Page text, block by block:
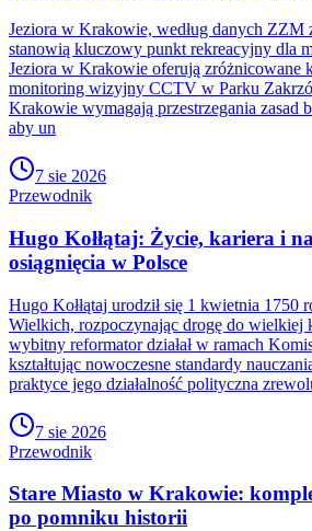
Jeziora w Krakowie, według danych ZZM
stanowią kluczowy punkt rekreacyjny dla
Jeziora w Krakowie oferują zróżnicowane
monitoring wizyjny CCTV w Parku
Krakowie wymagają przestrzegania zasad
aby un
7 sie 2026
Przewodnik
Hugo Kołłątaj: Życie, kariera i
osiągnięcia w Polsce
Hugo Kołłątaj urodził się 1 kwietnia 1750
Wielkich, rozpoczynając drogę do wielkiej
wybitny reformator działał w ramach
kształtując nowoczesne standardy
praktyce jego działalność polityczna
7 sie 2026
Przewodnik
Stare Miasto w Krakowie:
po pomniku historii